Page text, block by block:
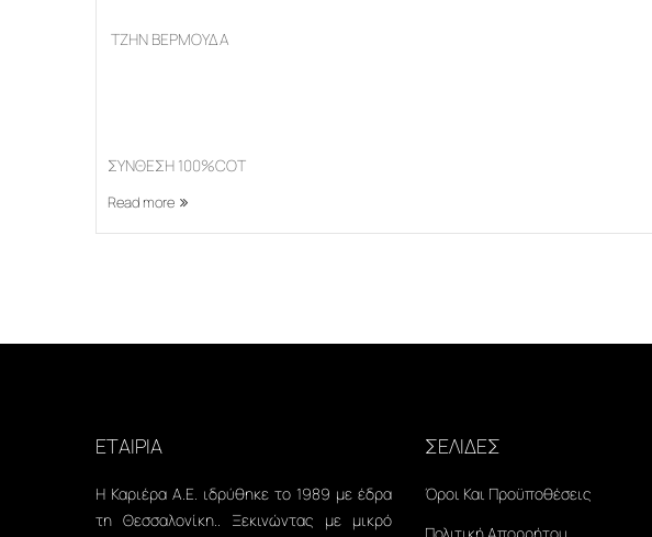
ΤΖΗΝ ΒΕΡΜΟΥΔΑ
ΣΥΝΘΕΣΗ 100%COT
Read more
ΕΤΑΙΡΙΑ
Η Καριέρα Α.Ε. ιδρύθηκε το 1989 με έδρα
τη Θεσσαλονίκη.. Ξεκινώντας με μικρό
ΣΕΛΙΔΕΣ
Όροι Και Προϋποθέσεις